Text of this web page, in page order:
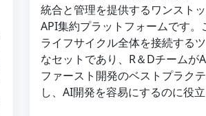
統合と管理を提供するワンスト
API集約プラットフォームです。
ライフサイクル全体を接続する
なセットであり、R＆Dチームが
ファースト開発のベストプラク
し、AI開発を容易にするのに役立